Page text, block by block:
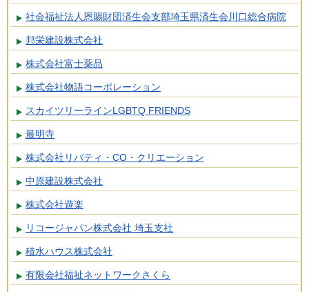
社会福祉法人恩賜財団済生会支部埼玉県済生会川口総合病院
邦栄建設株式会社
株式会社富士薬品
株式会社物語コーポレーション
スカイツリーラインLGBTQ FRIENDS
最明寺
株式会社リバティ・CO・クリエーション
中原建設株式会社
株式会社遊楽
リコージャパン株式会社 埼玉支社
積水ハウス株式会社
有限会社福祉ネットワークさくら